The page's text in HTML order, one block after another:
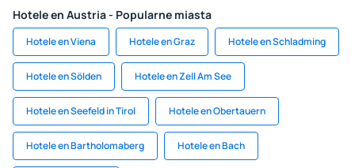
Hotele en Austria - Popularne miasta
Hotele en Viena Hotele en Graz Hotele en Schladming
Hotele en Sölden Hotele en Zell Am See
Hotele en Seefeld in Tirol Hotele en Obertauern
Hotele en Bartholomaberg Hotele en Bach